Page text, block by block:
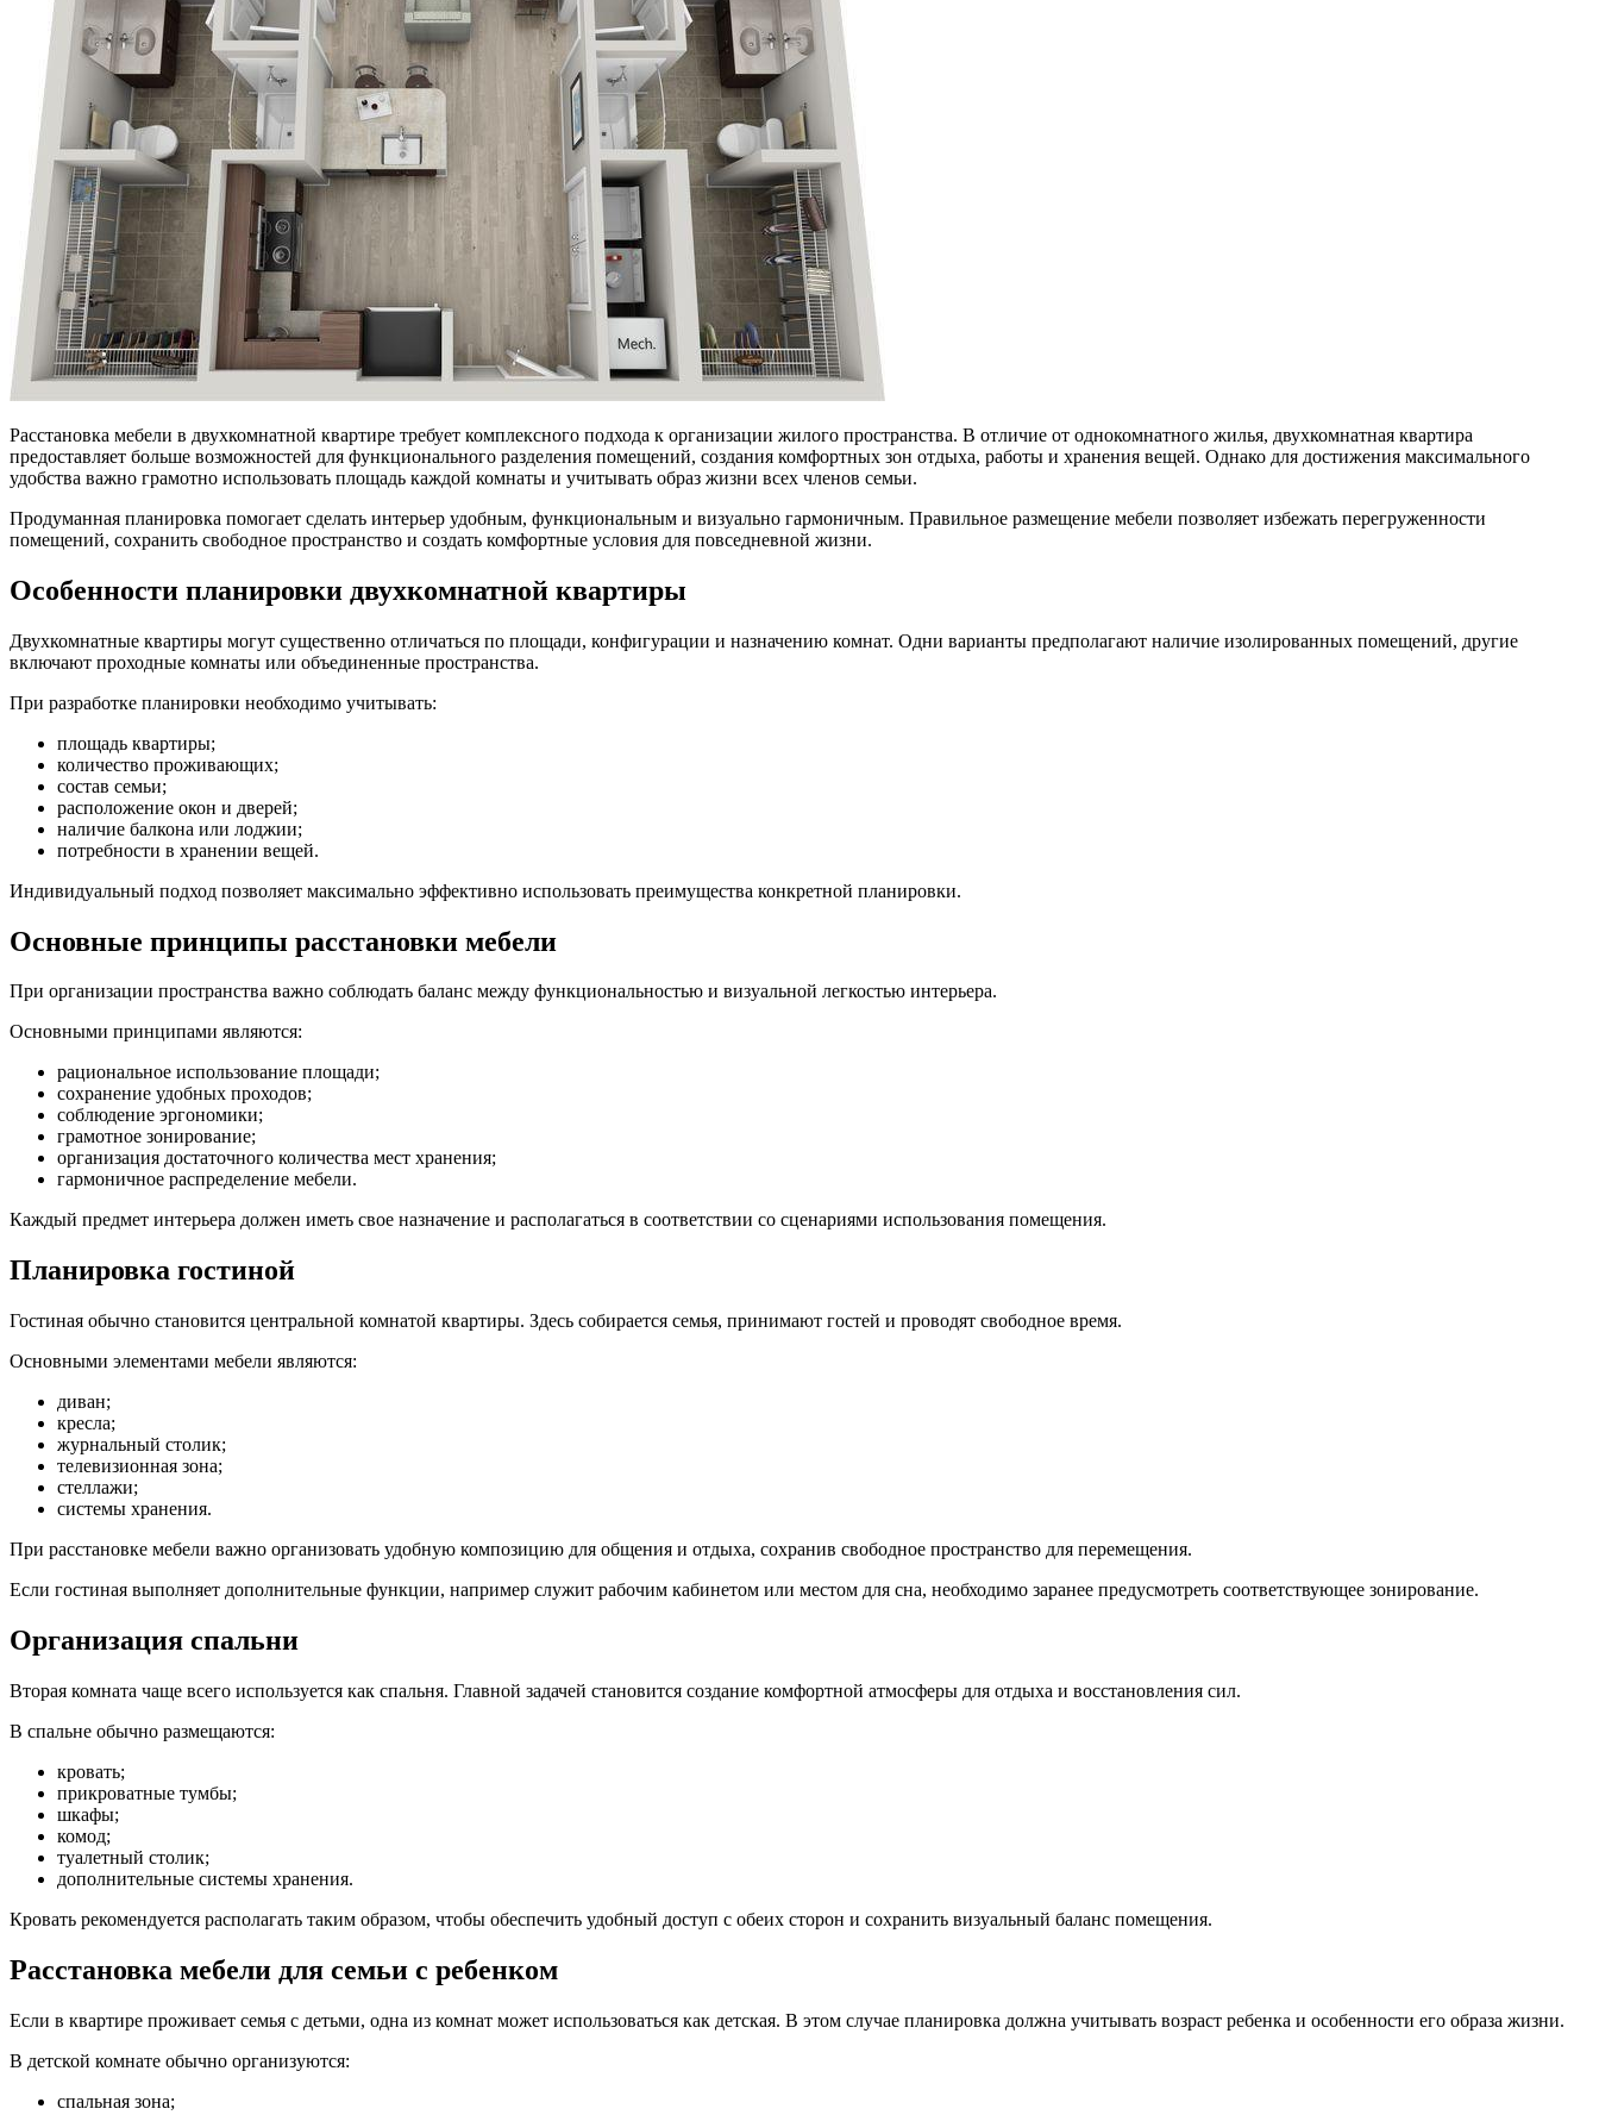
Расстановка мебели в двухкомнатной квартире требует комплексного подхода к организации жилого пространства. В отличие от однокомнатного жилья, двухкомнатная квартира
предоставляет больше возможностей для функционального разделения помещений, создания комфортных зон отдыха, работы и хранения вещей. Однако для достижения максимального
удобства важно грамотно использовать площадь каждой комнаты и учитывать образ жизни всех членов семьи.
Продуманная планировка помогает сделать интерьер удобным, функциональным и визуально гармоничным. Правильное размещение мебели позволяет избежать перегруженности
помещений, сохранить свободное пространство и создать комфортные условия для повседневной жизни.
Особенности планировки двухкомнатной квартиры
Двухкомнатные квартиры могут существенно отличаться по площади, конфигурации и назначению комнат. Одни варианты предполагают наличие изолированных помещений, другие
включают проходные комнаты или объединенные пространства.
При разработке планировки необходимо учитывать:
площадь квартиры;
количество проживающих;
состав семьи;
расположение окон и дверей;
наличие балкона или лоджии;
потребности в хранении вещей.
Индивидуальный подход позволяет максимально эффективно использовать преимущества конкретной планировки.
Основные принципы расстановки мебели
При организации пространства важно соблюдать баланс между функциональностью и визуальной легкостью интерьера.
Основными принципами являются:
рациональное использование площади;
сохранение удобных проходов;
соблюдение эргономики;
грамотное зонирование;
организация достаточного количества мест хранения;
гармоничное распределение мебели.
Каждый предмет интерьера должен иметь свое назначение и располагаться в соответствии со сценариями использования помещения.
Планировка гостиной
Гостиная обычно становится центральной комнатой квартиры. Здесь собирается семья, принимают гостей и проводят свободное время.
Основными элементами мебели являются:
диван;
кресла;
журнальный столик;
телевизионная зона;
стеллажи;
системы хранения.
При расстановке мебели важно организовать удобную композицию для общения и отдыха, сохранив свободное пространство для перемещения.
Если гостиная выполняет дополнительные функции, например служит рабочим кабинетом или местом для сна, необходимо заранее предусмотреть соответствующее зонирование.
Организация спальни
Вторая комната чаще всего используется как спальня. Главной задачей становится создание комфортной атмосферы для отдыха и восстановления сил.
В спальне обычно размещаются:
кровать;
прикроватные тумбы;
шкафы;
комод;
туалетный столик;
дополнительные системы хранения.
Кровать рекомендуется располагать таким образом, чтобы обеспечить удобный доступ с обеих сторон и сохранить визуальный баланс помещения.
Расстановка мебели для семьи с ребенком
Если в квартире проживает семья с детьми, одна из комнат может использоваться как детская. В этом случае планировка должна учитывать возраст ребенка и особенности его образа жизни.
В детской комнате обычно организуются:
спальная зона;